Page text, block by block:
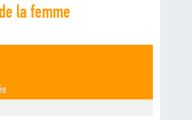
la femme